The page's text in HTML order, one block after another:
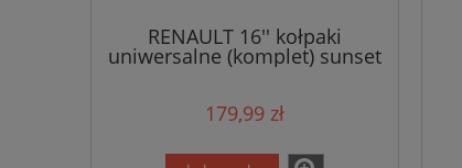
RENAULT 16'' kołpaki
uniwersalne (komplet) sunset
179,99 zł